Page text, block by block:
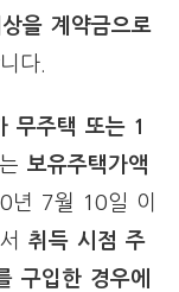
을 계약금으로
다.
무주택 또는 1
는보유주택가액
년 7월 10일 이
취득 시점 주
구입한 경우에